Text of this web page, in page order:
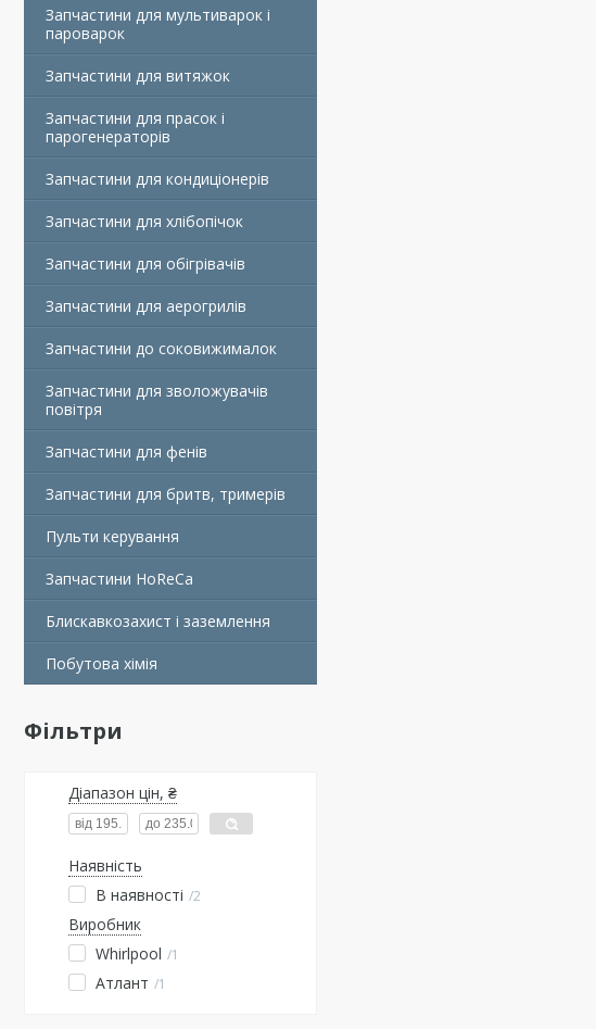
Запчастини для мультиварок і
пароварок
Запчастини для витяжок
Запчастини для прасок і
парогенераторів
Запчастини для кондиціонерів
Запчастини для хлібопічок
Запчастини для обігрівачів
Запчастини для аерогрилів
Запчастини до соковижималок
Запчастини для зволожувачів
повітря
Запчастини для фенів
Запчастини для бритв, тримерів
Пульти керування
Запчастини HoReCa
Блискавкозахист і заземлення
Побутова хімія
Фільтри
Діапазон цін, ₴
Наявність
В наявності 2
Виробник
Whirlpool
1
Атлант 1